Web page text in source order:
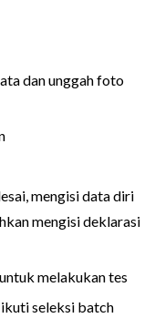
dan unggah foto
mengisi data diri
mengisi deklarasi
melakukan tes
seleksi batch